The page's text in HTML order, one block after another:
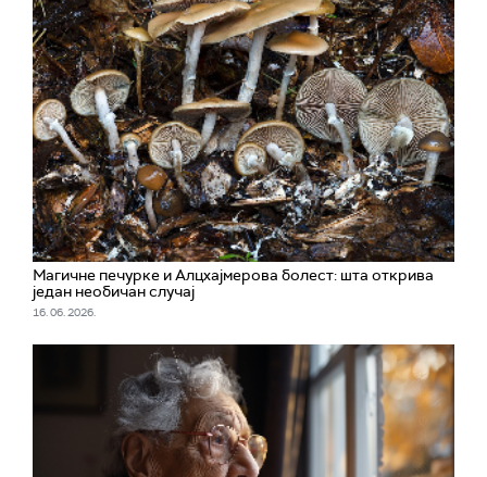
Магичне печурке и Алцхајмерова болест: шта открива
један необичан случај
16. 06. 2026.